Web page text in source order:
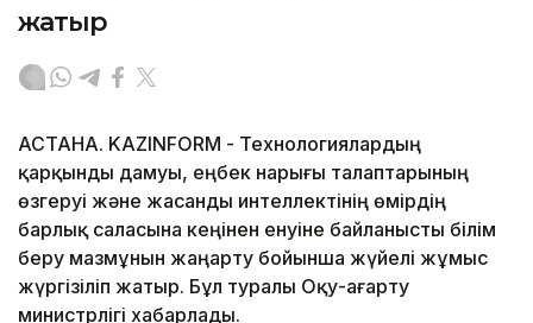
жатыр
АСТАНА. KAZINFORM - Технологиялардың
қарқынды дамуы, еңбек нарығы талаптарының
өзгеруі және жасанды интеллектінің өмірдің
барлық саласына кеңінен енуіне байланысты білім
беру мазмұнын жаңарту бойынша жүйелі жұмыс
жүргізіліп жатыр. Бұл туралы Оқу-ағарту
министрлігі хабарлады.